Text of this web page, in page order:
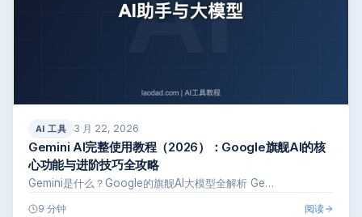
AI 工具 3 月 22, 2026
Gemini AI完整使用教程（2026）：Google旗舰AI的核
心功能与进阶技巧全攻略
Gemini是什么？Google的旗舰AI大模型全解析 Ge…
9 分钟 阅读